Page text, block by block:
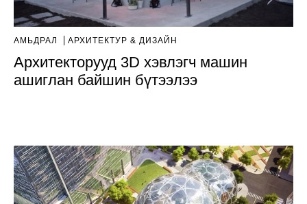
АМЬДРАЛ AРХИТЕКТУР & ДИЗАЙН
Архитекторууд 3D хэвлэгч машин
ашиглан байшин бүтээлээ